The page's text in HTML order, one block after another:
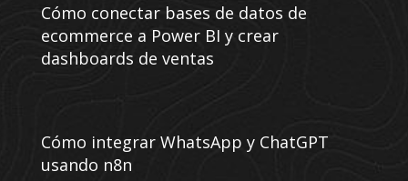
Cómo conectar bases de datos de
ecommerce a Power BI y crear
dashboards de ventas
Cómo integrar WhatsApp y ChatGPT
usando n8n